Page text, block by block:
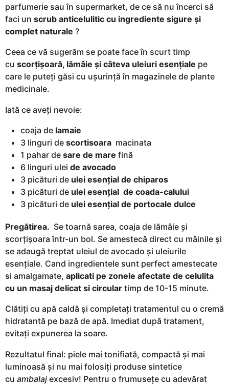
parfumerie sau în supermarket, de ce să nu încerci să
faci un scrub anticelulitic cu ingrediente sigure și
complet naturale ?
Ceea ce vă sugerăm se poate face în scurt timp
cu scorțișoară, lămâie și câteva uleiuri esențiale pe
care le puteți găsi cu ușurință în magazinele de plante
medicinale.
Iată ce aveți nevoie:
coaja de lamaie
3 linguri de scortisoara macinata
1 pahar de sare de mare fină
6 linguri ulei de avocado
3 picături de ulei esențial de chiparos
3 picături de ulei esențial de coada-calului
3 picături de ulei esențial de portocale dulce
Pregătirea. Se toarnă sarea, coaja de lămâie și
scorțișoara într-un bol. Se amestecă direct cu mâinile și
se adaugă treptat uleiul de avocado și uleiurile
esențiale. Cand ingredientele sunt perfect amestecate
si amalgamate, aplicati pe zonele afectate de celulita
cu un masaj delicat si circular timp de 10-15 minute.
Clătiți cu apă caldă și completați tratamentul cu o cremă
hidratantă pe bază de apă. Imediat după tratament,
evitați expunerea la soare.
Rezultatul final: piele mai tonifiată, compactă și mai
luminoasă și nu mai folosiți produse sintetice
cu ambalaj excesiv! Pentru o frumusețe cu adevărat